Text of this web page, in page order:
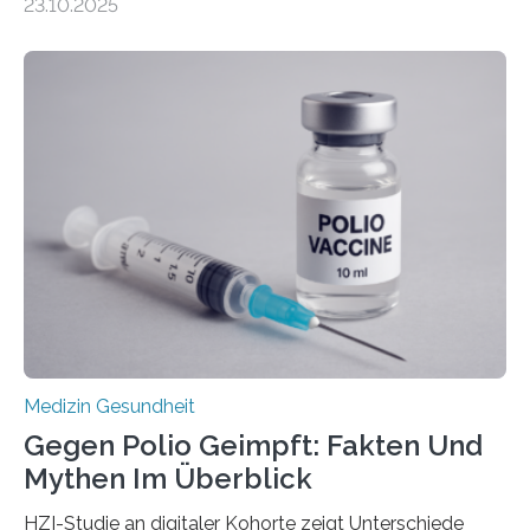
Betroffenen können mit heutigen Methoden geheilt
Dringend benötigt werden zielgerichtete Therapien, die
nur Tumorschwachstellen angreifen und normales
Gewebe verschonen. Forschende um Daniel Merk vom
Hertie-Institut für klinische Hirnforschung am
Universitätsklinikum Tübingen haben eine solche
Schwachstelle im Erbgut einer Untergruppe des
Medulloblastoms gefunden. Die Wilhelm Sander-
Stiftung unterstützte das Projekt…
23.10.2025
Medizin Gesundheit
Gegen Polio Geimpft: Fakten Und
Mythen Im Überblick
HZI-Studie an digitaler Kohorte zeigt Unterschiede